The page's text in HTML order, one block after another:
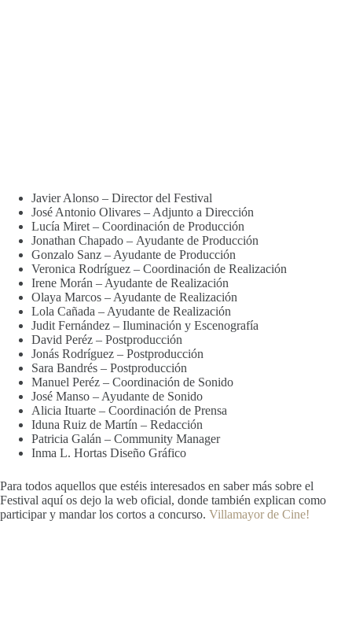
Javier Alonso – Director del Festival
José Antonio Olivares – Adjunto a Dirección
Lucía Miret – Coordinación de Producción
Jonathan Chapado – Ayudante de Producción
Gonzalo Sanz – Ayudante de Producción
Veronica Rodríguez – Coordinación de Realización
Irene Morán – Ayudante de Realización
Olaya Marcos – Ayudante de Realización
Lola Cañada – Ayudante de Realización
Judit Fernández – Iluminación y Escenografía
David Peréz – Postproducción
Jonás Rodríguez – Postproducción
Sara Bandrés – Postproducción
Manuel Peréz – Coordinación de Sonido
José Manso – Ayudante de Sonido
Alicia Ituarte – Coordinación de Prensa
Iduna Ruiz de Martín – Redacción
Patricia Galán – Community Manager
Inma L. Hortas Diseño Gráfico
Para todos aquellos que estéis interesados en saber más sobre el
Festival aquí os dejo la web oficial, donde también explican como
participar y mandar los cortos a concurso. Villamayor de Cine!